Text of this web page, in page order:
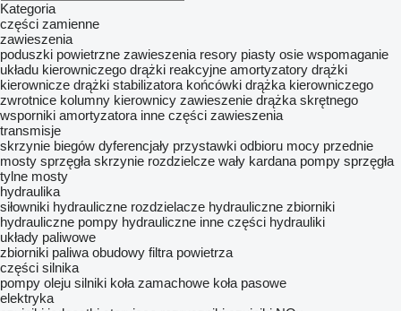
Kategoria
części zamienne
zawieszenia
poduszki powietrzne zawieszenia resory piasty osie wspomaganie
układu kierowniczego drążki reakcyjne amortyzatory drążki
kierownicze drążki stabilizatora końcówki drążka kierowniczego
zwrotnice kolumny kierownicy zawieszenie drążka skrętnego
wsporniki amortyzatora inne części zawieszenia
transmisje
skrzynie biegów dyferencjały przystawki odbioru mocy przednie
mosty sprzęgła skrzynie rozdzielcze wały kardana pompy sprzęgła
tylne mosty
hydraulika
siłowniki hydrauliczne rozdzielacze hydrauliczne zbiorniki
hydrauliczne pompy hydrauliczne inne części hydrauliki
układy paliwowe
zbiorniki paliwa obudowy filtra powietrza
części silnika
pompy oleju silniki koła zamachowe koła pasowe
elektryka